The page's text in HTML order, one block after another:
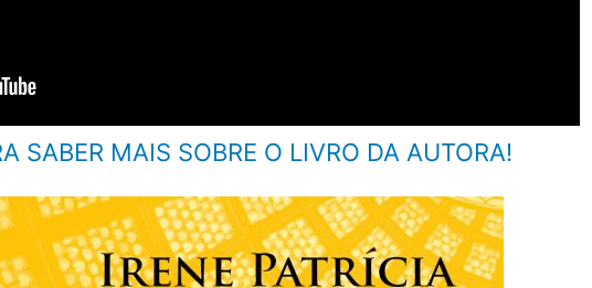
SABER MAIS SOBRE O LIVRO DA AUTORA!